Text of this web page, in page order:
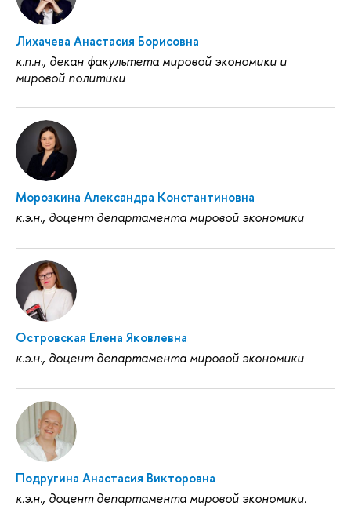
Лихачева Анастасия Борисовна
к.п.н., декан факультета мировой экономики и
мировой политики
Морозкина Александра Константиновна
к.э.н., доцент департамента мировой экономики
Островская Елена Яковлевна
к.э.н., доцент департамента мировой экономики
Подругина Анастасия Викторовна
к.э.н., доцент департамента мировой экономики.